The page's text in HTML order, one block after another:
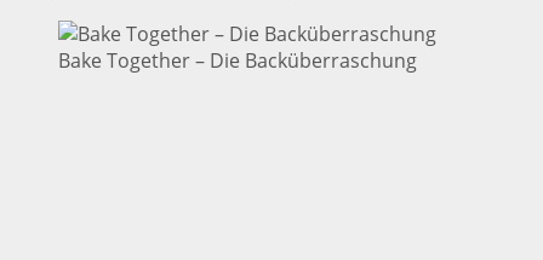
Bake Together – Die Backüberraschung